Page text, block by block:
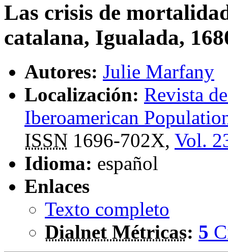
Las crisis de
catalana, Igualada,
Autores: Julie Marfany
Localización: Revista
Iberoamerican
ISSN 1696-702X, Vol.
Idioma: español
Enlaces
Texto completo
Dialnet Métricas: 5